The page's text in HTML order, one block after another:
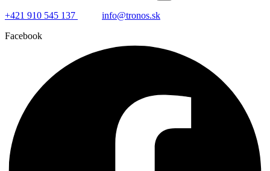
+421 910 545 137
info@tronos.sk
Facebook